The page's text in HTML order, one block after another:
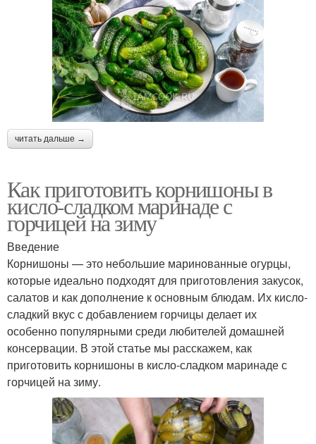
читать дальше →
Как приготовить корнишоны в
кисло-сладком маринаде с
горчицей на зиму
Введение
Корнишоны — это небольшие маринованные огурцы,
которые идеально подходят для приготовления закусок,
салатов и как дополнение к основным блюдам. Их кисло-
сладкий вкус с добавлением горчицы делает их
особенно популярными среди любителей домашней
консервации. В этой статье мы расскажем, как
приготовить корнишоны в кисло-сладком маринаде с
горчицей на зиму.